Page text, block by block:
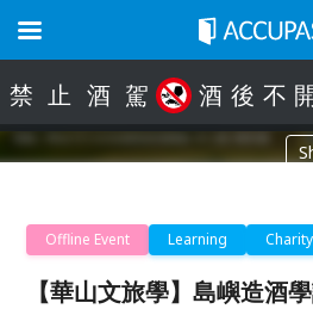
禁 止 酒 駕 酒 後 不
Offline Event Learning Charity
【華山文旅學】島嶼造酒